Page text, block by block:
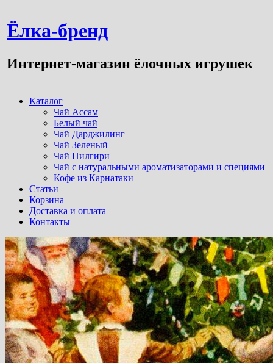
Ёлка-бренд
Интернет-магазин ёлочных игрушек
Каталог
Чай Ассам
Белый чай
Чай Дарджилинг
Чай Зеленый
Чай Нилгири
Чай с натуральными ароматизаторами и специями
Кофе из Карнатаки
Статьи
Корзина
Доставка и оплата
Контакты